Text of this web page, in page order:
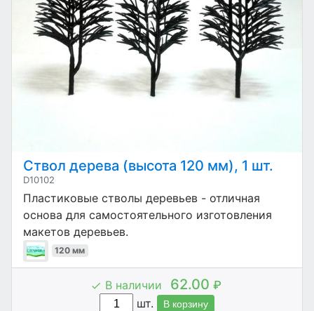
Ствол дерева (высота 120 мм), 1 шт.
D10102
Пластиковые стволы деревьев - отличная
основа для самостоятельного изготовления
макетов деревьев.
120 мм
В наличии 62.00 ₽
шт.
В корзину